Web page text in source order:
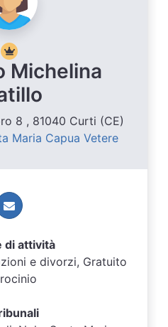
Michelina
8 , 81040 Curti (CE)
Maria Capua Vetere
di attività
e divorzi, Gratuito